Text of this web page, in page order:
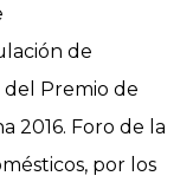
de
Premio de
2016. Foro de la
por los